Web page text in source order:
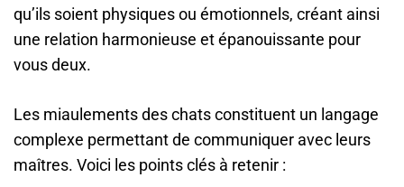
qu’ils soient physiques ou émotionnels, créant ainsi
une relation harmonieuse et épanouissante pour
vous deux.
Les miaulements des chats constituent un langage
complexe permettant de communiquer avec leurs
maîtres. Voici les points clés à retenir :